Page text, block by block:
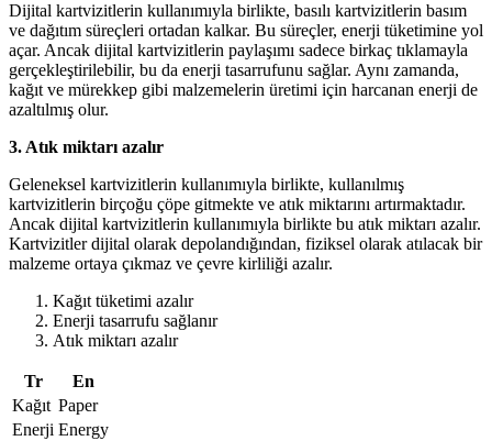
Dijital kartvizitlerin kullanımıyla birlikte, basılı kartvizitlerin basım
ve dağıtım süreçleri ortadan kalkar. Bu süreçler, enerji tüketimine yol
açar. Ancak dijital kartvizitlerin paylaşımı sadece birkaç tıklamayla
gerçekleştirilebilir, bu da enerji tasarrufunu sağlar. Aynı zamanda,
kağıt ve mürekkep gibi malzemelerin üretimi için harcanan enerji de
azaltılmış olur.
3. Atık miktarı azalır
Geleneksel kartvizitlerin kullanımıyla birlikte, kullanılmış
kartvizitlerin birçoğu çöpe gitmekte ve atık miktarını artırmaktadır.
Ancak dijital kartvizitlerin kullanımıyla birlikte bu atık miktarı azalır.
Kartvizitler dijital olarak depolandığından, fiziksel olarak atılacak bir
malzeme ortaya çıkmaz ve çevre kirliliği azalır.
Kağıt tüketimi azalır
Enerji tasarrufu sağlanır
Atık miktarı azalır
Tr
En
Kağıt Paper
Enerji Energy